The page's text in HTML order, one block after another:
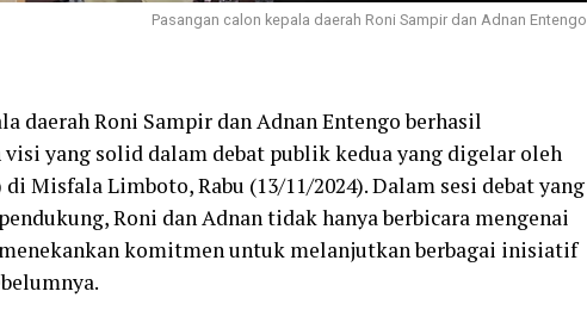
Pasangan calon kepala daerah Roni Sampir dan Adnan Entengo
daerah Roni Sampir dan Adnan Entengo berhasil
yang solid dalam debat publik kedua yang digelar oleh
Misfala Limboto, Rabu (13/11/2024). Dalam sesi debat yang
Roni dan Adnan tidak hanya berbicara mengenai
komitmen untuk melanjutkan berbagai inisiatif